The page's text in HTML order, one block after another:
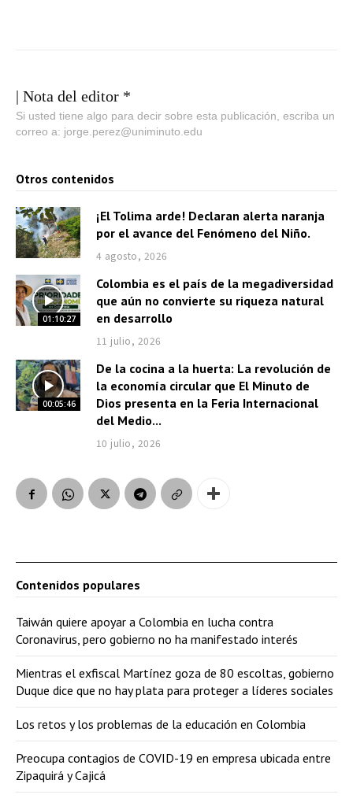
| Nota del editor *
Si usted tiene algo para decir sobre esta publicación, escriba un
correo a: jorge.perez@uniminuto.edu
Otros contenidos
¡El Tolima arde! Declaran alerta naranja
por el avance del Fenómeno del Niño.
4 agosto, 2026
01:10:27
Colombia es el país de la megadiversidad
que aún no convierte su riqueza natural
en desarrollo
11 julio, 2026
00:05:46
De la cocina a la huerta: La revolución de
la economía circular que El Minuto de
Dios presenta en la Feria Internacional
del Medio...
10 julio, 2026
Contenidos populares
Taiwán quiere apoyar a Colombia en lucha contra
Coronavirus, pero gobierno no ha manifestado interés
Mientras el exfiscal Martínez goza de 80 escoltas, gobierno
Duque dice que no hay plata para proteger a líderes sociales
Los retos y los problemas de la educación en Colombia
Preocupa contagios de COVID-19 en empresa ubicada entre
Zipaquirá y Cajicá